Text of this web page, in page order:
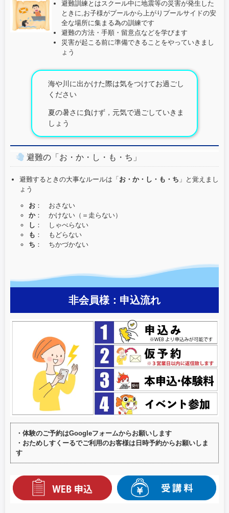
避難訓練とはスクール中に地震等の災害が発生した
ときに,お子様がプールから上がりプールサイドの安
全な場所に集まる為の訓練です
避難の方法・手順・留意点などを学びます
災害が起こる前に準備できることをやっていきまし
ょう
海や川に出かけた際は気をつけてお過ごし
ください
夏の暑さに負けず，元気で過ごしていきま
しょう
避難の「お・か・し・も・ち」
避難するときの大事なルールは「 お・か・し・も・ち 」と覚えまし
ょう
お ： おさない
か： かけない（＝走らない）
し ： しゃべらない
も ： もどらない
ち ： ちかづかない
非会員様：申込流れ
・体験のご予約はGoogleフォームからお願いします
・おためしすくーるでご利用のお客様は日時予約からお願いしま
す